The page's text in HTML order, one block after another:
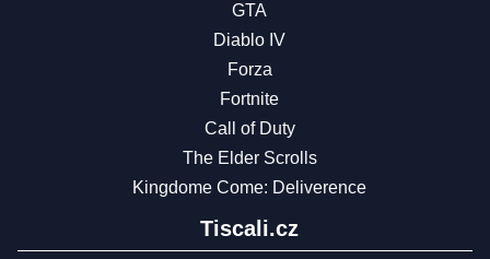
GTA
Diablo IV
Forza
Fortnite
Call of Duty
The Elder Scrolls
Kingdome Come: Deliverence
Tiscali.cz